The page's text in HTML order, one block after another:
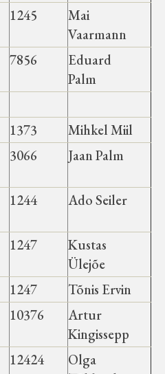
1245
Mai
Vaarmann
7856
Eduard
Palm
1373
Mihkel Miil
3066 Jaan Palm
1244 Ado Seiler
1247
Kustas
Ülejõe
1247
Tõnis Ervin
10376
Artur
Kingissepp
12424
Olga